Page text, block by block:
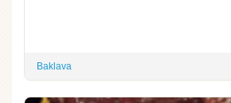
Baklava